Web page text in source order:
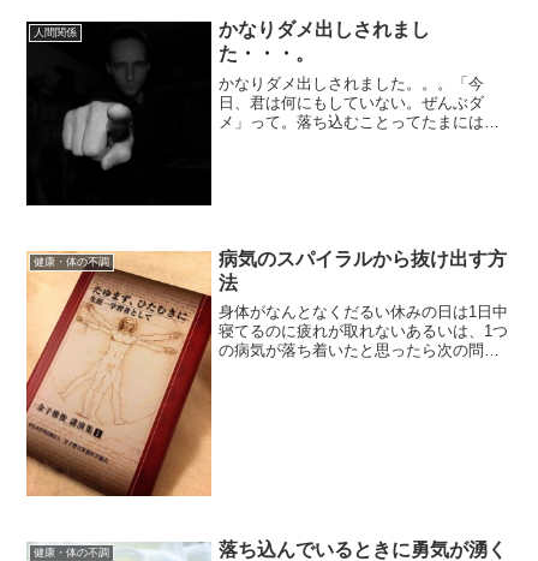
人間関係
かなりダメ出しされまし
た・・・。
かなりダメ出しされました。。。「今
日、君は何にもしていない。ぜんぶダ
メ」って。落ち込むことってたまにはあ
健康・体の不調
病気のスパイラルから抜け出す方
法
身体がなんとなくだるい休みの日は1日中
寝てるのに疲れが取れないあるいは、1つ
の病気が落ち着いたと思ったら次の問題
健康・体の不調
落ち込んでいるときに勇気が湧く